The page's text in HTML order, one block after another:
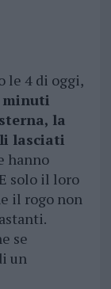
le 4 di oggi,
minuti
la
lasciati
hanno
solo il loro
il rogo non
se
un